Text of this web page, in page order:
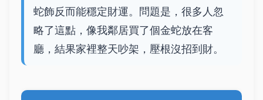
蛇飾反而能穩定財運。問題是，很多人忽
略了這點，像我鄰居買了個金蛇放在客
廳，結果家裡整天吵架，壓根沒招到財。